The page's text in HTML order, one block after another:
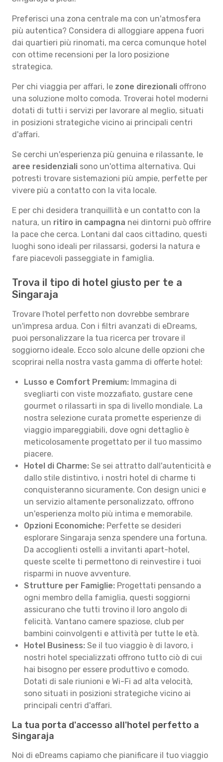
Preferisci una zona centrale ma con un'atmosfera
più autentica? Considera di alloggiare appena fuori
dai quartieri più rinomati, ma cerca comunque hotel
con ottime recensioni per la loro posizione
strategica.
Per chi viaggia per affari, le zone direzionali offrono
una soluzione molto comoda. Troverai hotel moderni
dotati di tutti i servizi per lavorare al meglio, situati
in posizioni strategiche vicino ai principali centri
d'affari.
Se cerchi un'esperienza più genuina e rilassante, le
aree residenziali sono un'ottima alternativa. Qui
potresti trovare sistemazioni più ampie, perfette per
vivere più a contatto con la vita locale.
E per chi desidera tranquillità e un contatto con la
natura, un ritiro in campagna nei dintorni può offrire
la pace che cerca. Lontani dal caos cittadino, questi
luoghi sono ideali per rilassarsi, godersi la natura e
fare piacevoli passeggiate in famiglia.
Trova il tipo di hotel giusto per te a
Singaraja
Trovare l'hotel perfetto non dovrebbe sembrare
un'impresa ardua. Con i filtri avanzati di eDreams,
puoi personalizzare la tua ricerca per trovare il
soggiorno ideale. Ecco solo alcune delle opzioni che
scoprirai nella nostra vasta gamma di offerte hotel:
Lusso e Comfort Premium: Immagina di
svegliarti con viste mozzafiato, gustare cene
gourmet o rilassarti in spa di livello mondiale. La
nostra selezione curata promette esperienze di
viaggio impareggiabili, dove ogni dettaglio è
meticolosamente progettato per il tuo massimo
piacere.
Hotel di Charme: Se sei attratto dall'autenticità e
dallo stile distintivo, i nostri hotel di charme ti
conquisteranno sicuramente. Con design unici e
un servizio altamente personalizzato, offrono
un'esperienza molto più intima e memorabile.
Opzioni Economiche: Perfette se desideri
esplorare Singaraja senza spendere una fortuna.
Da accoglienti ostelli a invitanti apart-hotel,
queste scelte ti permettono di reinvestire i tuoi
risparmi in nuove avventure.
Strutture per Famiglie: Progettati pensando a
ogni membro della famiglia, questi soggiorni
assicurano che tutti trovino il loro angolo di
felicità. Vantano camere spaziose, club per
bambini coinvolgenti e attività per tutte le età.
Hotel Business: Se il tuo viaggio è di lavoro, i
nostri hotel specializzati offrono tutto ciò di cui
hai bisogno per essere produttivo e comodo.
Dotati di sale riunioni e Wi-Fi ad alta velocità,
sono situati in posizioni strategiche vicino ai
principali centri d'affari.
La tua porta d'accesso all'hotel perfetto a
Singaraja
Noi di eDreams capiamo che pianificare il tuo viaggio